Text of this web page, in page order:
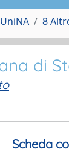
8
di
Scheda